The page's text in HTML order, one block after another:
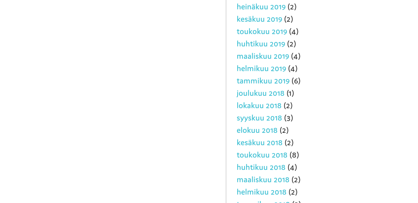
heinäkuu 2019 (2)
kesäkuu 2019 (2)
toukokuu 2019 (4)
huhtikuu 2019 (2)
maaliskuu 2019 (4)
helmikuu 2019 (4)
tammikuu 2019 (6)
joulukuu 2018 (1)
lokakuu 2018 (2)
syyskuu 2018 (3)
elokuu 2018 (2)
kesäkuu 2018 (2)
toukokuu 2018 (8)
huhtikuu 2018 (4)
maaliskuu 2018 (2)
helmikuu 2018 (2)